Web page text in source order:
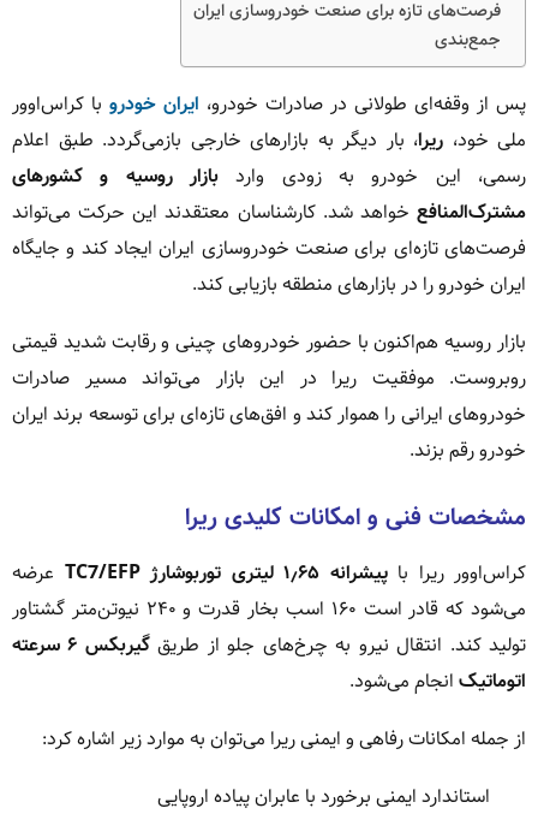
فرصت‌های تازه برای صنعت خودروسازی ایران
جمع‌بندی
پس از وقفه‌ای طولانی در صادرات خودرو، ایران خودرو با کراس‌اوور
ملی خود، ریرا، بار دیگر به بازارهای خارجی بازمی‌گردد. طبق اعلام
رسمی، این خودرو به زودی وارد بازار روسیه و کشورهای
مشترک‌المنافع خواهد شد. کارشناسان معتقدند این حرکت می‌تواند
فرصت‌های تازه‌ای برای صنعت خودروسازی ایران ایجاد کند و جایگاه
ایران خودرو را در بازارهای منطقه بازیابی کند.
بازار روسیه هم‌اکنون با حضور خودروهای چینی و رقابت شدید قیمتی
روبروست. موفقیت ریرا در این بازار می‌تواند مسیر صادرات
خودروهای ایرانی را هموار کند و افق‌های تازه‌ای برای توسعه برند ایران
خودرو رقم بزند.
مشخصات فنی و امکانات کلیدی ریرا
کراس‌اوور ریرا باپیشرانه ۱٫۶۵ لیتری توربوشارژ TC7/EFP
عرضه
می‌شود که قادر است ۱۶۰ اسب بخار قدرت و ۲۴۰ نیوتن‌متر گشتاور
تولید کند. انتقال نیرو به چرخ‌های جلو از طریق
گیربکس ۶ سرعته
اتوماتیک انجام می‌شود.
از جمله امکانات رفاهی و ایمنی ریرا می‌توان به موارد زیر اشاره کرد:
استاندارد ایمنی برخورد با عابران پیاده اروپایی